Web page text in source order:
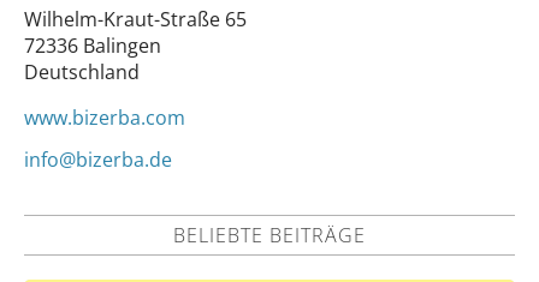
Wilhelm-Kraut-Straße 65
72336 Balingen
Deutschland
www.bizerba.com
info@bizerba.de
BELIEBTE BEITRÄGE